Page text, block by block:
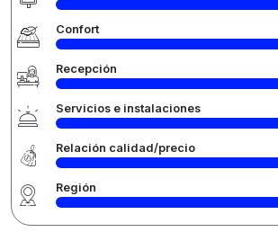
Confort
Recepción
Servicios e instalaciones
Relación calidad/precio
Región